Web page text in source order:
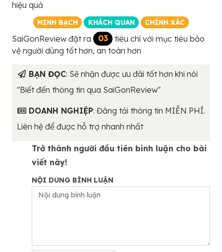
hiệu quả
MINH BẠCH KHÁCH QUAN CHÍNH XÁC
SaiGonReview đặt ra 03
tiêu chí với mục tiêu bảo
vệ người dùng tốt hơn, an toàn hơn
BẠN ĐỌC: Sẽ nhận được ưu đãi tốt hơn khi nói
"Biết đến thông tin qua SaiGonReview"
DOANH NGHIỆP: Đăng tải thông tin MIỄN PHÍ.
Liên hệ để được hỗ trợ nhanh nhất
Trở thành người đầu tiên bình luận cho bài
viết này!
NỘI DUNG BÌNH LUẬN